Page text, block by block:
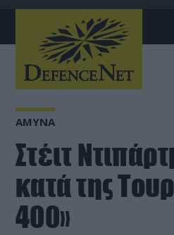
ΑΜΥΝΑ
Στέιτ
κατά της
400»